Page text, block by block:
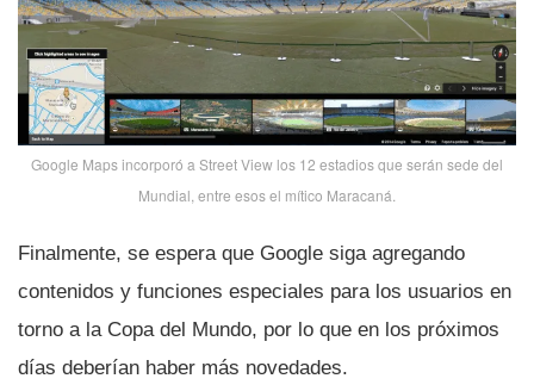
Google Maps incorporó a Street View los 12 estadios que serán sede del
Mundial, entre esos el mí­tico Maracaná.
Finalmente, se espera que Google siga agregando
contenidos y funciones especiales para los usuarios en
torno a la Copa del Mundo, por lo que en los próximos
dí­as deberí­an haber más novedades.